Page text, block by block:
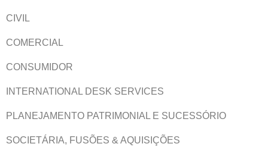
CIVIL
COMERCIAL
CONSUMIDOR
INTERNATIONAL DESK SERVICES
PLANEJAMENTO PATRIMONIAL E SUCESSÓRIO
SOCIETÁRIA, FUSÕES & AQUISIÇÕES